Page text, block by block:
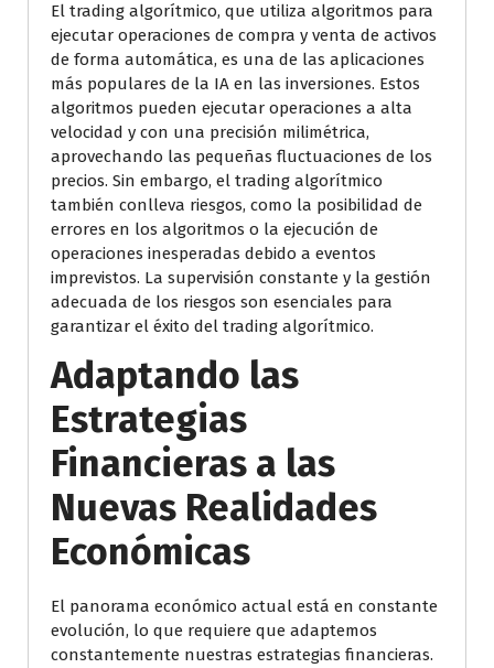
El trading algorítmico, que utiliza algoritmos para
ejecutar operaciones de compra y venta de activos
de forma automática, es una de las aplicaciones
más populares de la IA en las inversiones. Estos
algoritmos pueden ejecutar operaciones a alta
velocidad y con una precisión milimétrica,
aprovechando las pequeñas fluctuaciones de los
precios. Sin embargo, el trading algorítmico
también conlleva riesgos, como la posibilidad de
errores en los algoritmos o la ejecución de
operaciones inesperadas debido a eventos
imprevistos. La supervisión constante y la gestión
adecuada de los riesgos son esenciales para
garantizar el éxito del trading algorítmico.
Adaptando las
Estrategias
Financieras a las
Nuevas Realidades
Económicas
El panorama económico actual está en constante
evolución, lo que requiere que adaptemos
constantemente nuestras estrategias financieras.